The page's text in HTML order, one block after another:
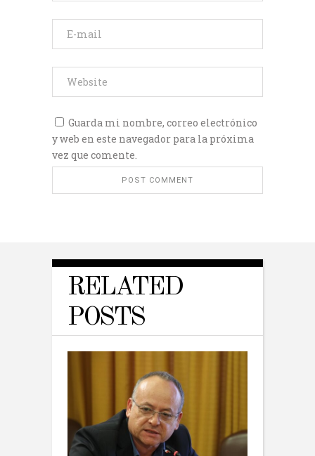
Guarda mi nombre, correo electrónico
y web en este navegador para la próxima
vez que comente.
RELATED
POSTS